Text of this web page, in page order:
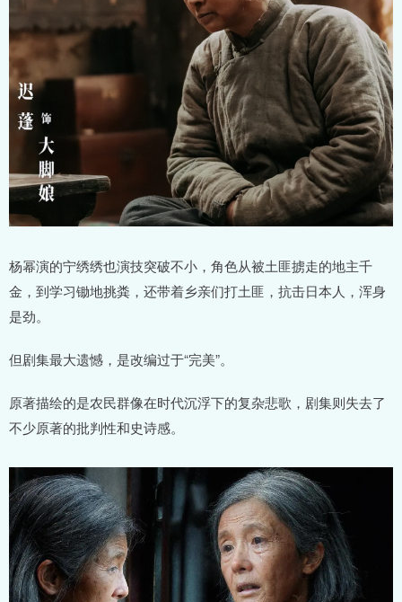
杨幂演的宁绣绣也演技突破不小，角色从被土匪掳走的地主千
金，到学习锄地挑粪，还带着乡亲们打土匪，抗击日本人，浑身
是劲。
但剧集最大遗憾，是改编过于“完美”。
原著描绘的是农民群像在时代沉浮下的复杂悲歌，剧集则失去了
不少原著的批判性和史诗感。